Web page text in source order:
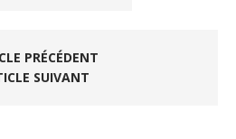
PRÉCÉDENT
SUIVANT